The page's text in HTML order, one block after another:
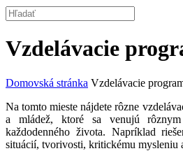
Vzdelávacie
Domovská stránka Vzdelávacie
Na tomto mieste nájdete rôzne
a mládež, ktoré sa venujú
každodenného života. Napríklad
situácií, tvorivosti, kritickému mysleniu